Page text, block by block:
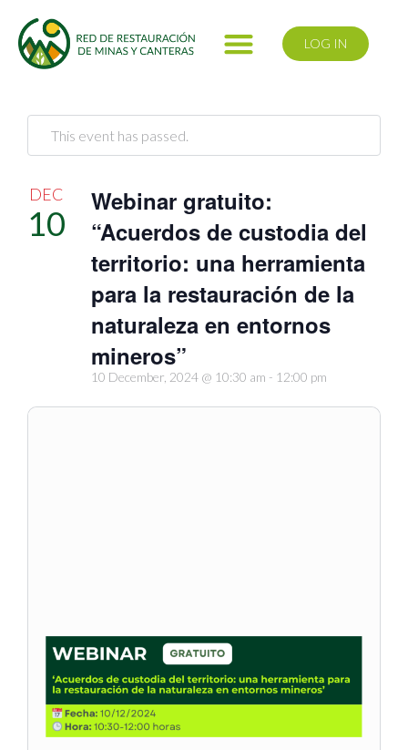
LOG IN
This event has passed.
DEC
10
Webinar gratuito:
“Acuerdos de custodia del
territorio: una herramienta
para la restauración de la
naturaleza en entornos
mineros”
10 December, 2024 @ 10:30 am - 12:00 pm